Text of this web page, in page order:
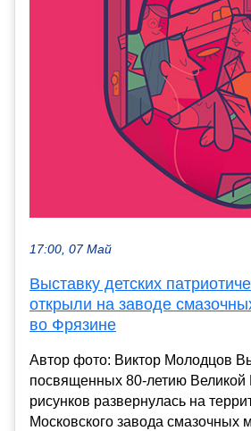
17:00, 07 Май
Выставку детских
открыли на заводе
во Фрязине
Автор фото: Виктор Молодцов
посвященных 80-летию Великой
рисунков развернулась на
Московского завода смазочных